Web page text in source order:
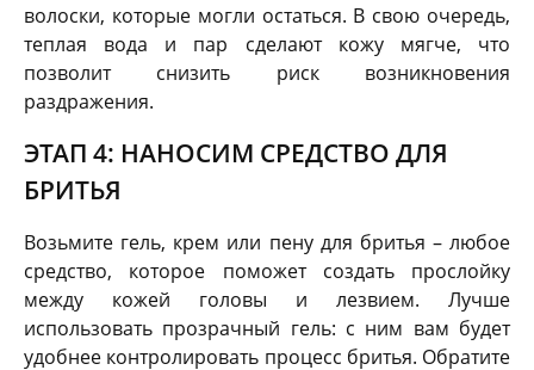
волоски, которые могли остаться. В свою очередь,
теплая вода и пар сделают кожу мягче, что
позволит снизить риск возникновения
раздражения.
ЭТАП 4: НАНОСИМ СРЕДСТВО ДЛЯ
БРИТЬЯ
Возьмите гель, крем или пену для бритья – любое
средство, которое поможет создать прослойку
между кожей головы и лезвием. Лучше
использовать прозрачный гель: с ним вам будет
удобнее контролировать процесс бритья. Обратите